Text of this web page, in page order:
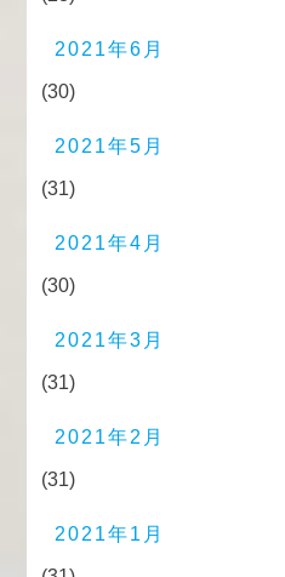
2021年6月
(30)
2021年5月
(31)
2021年4月
(30)
2021年3月
(31)
2021年2月
(31)
2021年1月